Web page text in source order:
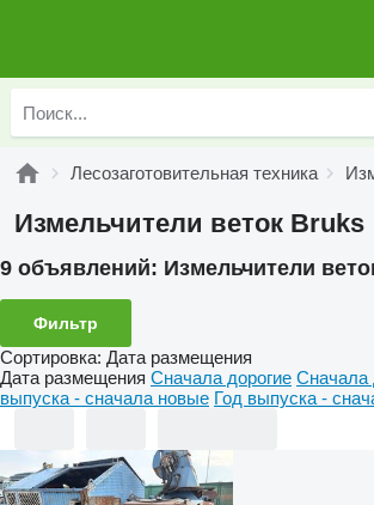
Лесозаготовительная техника
Измельчители веток Bruks
9 объявлений: Измельчители
Фильтр
Сортировка: Дата размещения
Дата размещения Сначала дорогие
выпуска - сначала новые Год выпуска -